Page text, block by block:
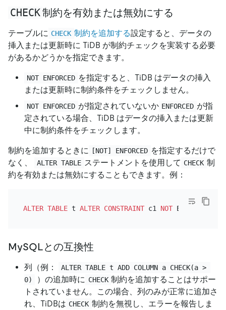
CHECK制約を有効または無効にする
テーブルに CHECK 制約を追加する設定すると、データの
挿入または更新時に TiDB が制約チェックを実装する必要
があるかどうかを指定できます。
NOT ENFORCED を指定すると、TiDB はデータの挿入
または更新時に制約条件をチェックしません。
NOT ENFORCED が指定されていないか ENFORCED が指
定されている場合、TiDB はデータの挿入または更新
中に制約条件をチェックします。
制約を追加するときに [NOT] ENFORCED を指定するだけで
なく、
ALTER TABLE ステートメントを使用して CHECK 制
約を有効または無効にすることもできます。例：
ALTER TABLE t ALTER CONSTRAINT c1 NOT
MySQLとの互換性
列（例：
ALTER TABLE t ADD COLUMN a CHECK(a >
0)
）の追加時に CHECK 制約を追加することはサポー
トされていません。この場合、列のみが正常に追加さ
れ、TiDBは CHECK 制約を無視し、エラーを報告しま